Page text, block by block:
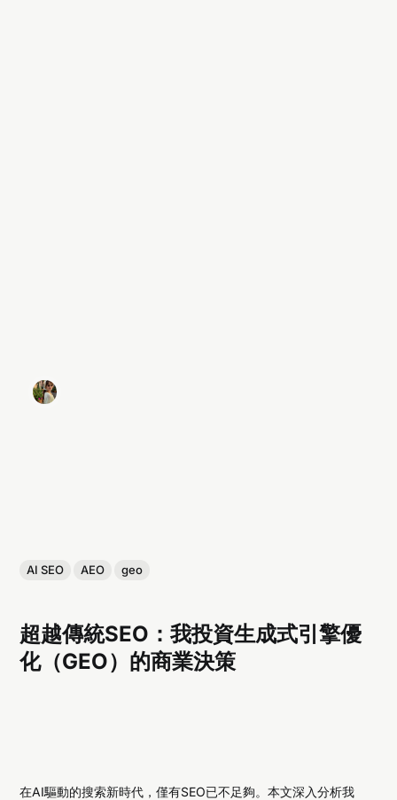
AI SEO AEO geo
超越傳統SEO：我投資生成式引擎優
化（GEO）的商業決策
在AI驅動的搜索新時代，僅有SEO已不足夠。本文深入分析我